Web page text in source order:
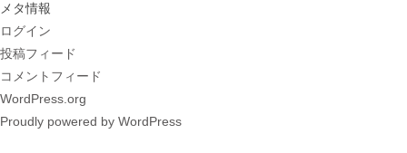
メタ情報
ログイン
投稿フィード
コメントフィード
WordPress.org
Proudly powered by WordPress